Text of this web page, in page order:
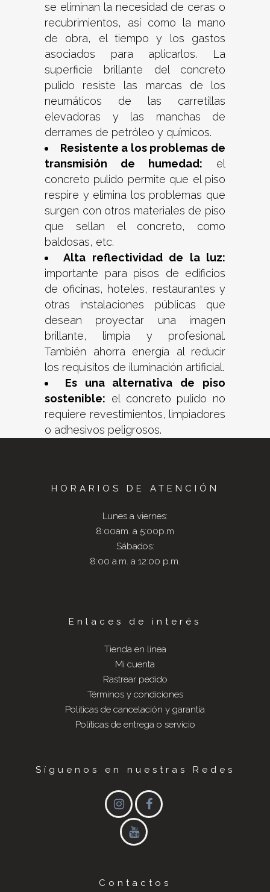
se eliminan la necesidad de ceras o
recubrimientos, así como la mano
de obra, el tiempo y los gastos
asociados para aplicarlos. La
superficie brillante del concreto
pulido resiste las marcas de los
neumáticos de las carretillas
elevadoras y las manchas de
derrames de petróleo y químicos.
Resistente a los problemas de
transmisión de humedad: el
concreto pulido permite que el piso
respire y elimina los problemas que
surgen con otros materiales de piso
que sellan el concreto, como
baldosas, etc.
Alta reflectividad de la luz:
importante para pisos de edificios
de oficinas, hoteles, restaurantes y
otras instalaciones públicas que
desean proyectar una imagen
brillante, limpia y profesional.
También ahorra energía al reducir
los requisitos de iluminación artificial.
Es una alternativa de piso
sostenible: el concreto pulido no
requiere revestimientos, limpiadores
o adhesivos peligrosos.
HORARIOS DE ATENCIÓN
Lunes a viernes:
8:00am. a 5:00p.m
Sábados:
8:00 a.m. a 12:00 p.m.
Enlaces de interés
Tienda en línea
Mi cuenta
Rastrear pedido
Términos y condiciones
Políticas de cancelación y garantía
Políticas de entrega o servicio
Síguenos en nuestras Redes
Contactos